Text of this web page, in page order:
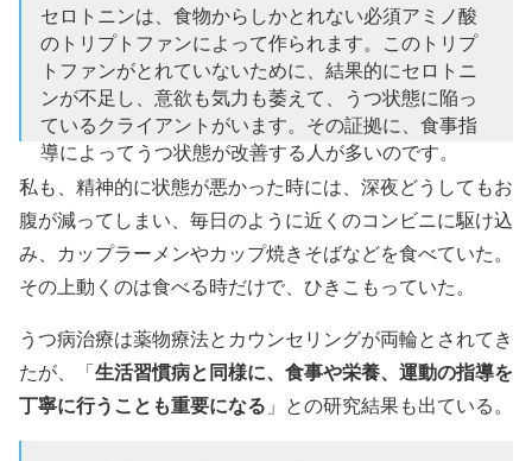
セロトニンは、食物からしかとれない必須アミノ酸
のトリプトファンによって作られます。このトリプ
トファンがとれていないために、結果的にセロトニ
ンが不足し、意欲も気力も萎えて、うつ状態に陥っ
ているクライアントがいます。その証拠に、食事指
導によってうつ状態が改善する人が多いのです。
— チェリー (@radiance1012)June 27, 2015
私も、精神的に状態が悪かった時には、深夜どうしてもお
腹が減ってしまい、 毎日のように近くのコンビニに駆け込
み、カップラーメンやカップ焼きそばなどを食べていた。
その上動くのは食べる時だけで、ひきこもっていた。
うつ病治療は薬物療法とカウンセリングが両輪とされてき
たが、「生活習慣病と同様に、食事や栄養、運動の指導を
丁寧に行うことも重要になる 」との研究結果も出ている。